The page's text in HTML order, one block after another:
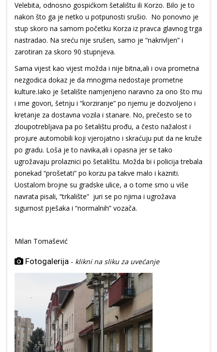
Velebita, odnosno gospićkom šetalištu ili Korzo. Bilo je to
nakon što ga je netko u potpunosti srušio. No ponovno je
stup skoro na samom početku Korza iz pravca glavnog trga
nastradao. Na sreću nije srušen, samo je “nakrivljen” i
zarotiran za skoro 90 stupnjeva.
Sama vijest kao vijest možda i nije bitna,ali i ova prometna
nezgodica dokaz je da mnogima nedostaje prometne
kulture.Iako je šetalište namjenjeno naravno za ono što mu
i ime govori, šetnju i “korziranje” po njemu je dozvoljeno i
kretanje za dostavna vozila i stanare. No, prečesto se to
zloupotrebljava pa po šetalištu prođu, a često nažalost i
projure automobili koji vjerojatno i skraćuju put da ne kruže
po gradu. Loša je to navika,ali i opasna jer se tako
ugrožavaju prolaznici po šetalištu. Možda bi i policija trebala
ponekad “prošetati” po korzu pa takve malo i kazniti.
Uostalom brojne su gradske ulice, a o tome smo u više
navrata pisali, “trkalište” juri se po njima i ugrožava
sigurnost pješaka i “normalnih” vozača.
Milan Tomašević
Fotogalerija - klikni na sliku za uvećanje